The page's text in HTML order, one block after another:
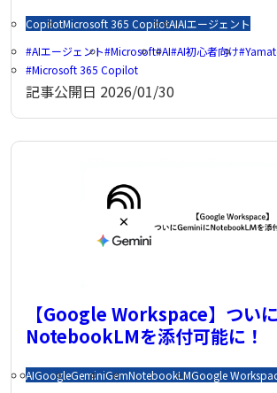
CopilotMicrosoft 365 CopilotAIAIエージェント
AIエージェント Microsoft AI AI初心者向け
Microsoft 365 Copilot
記事公開日 2026/01/30
【Google Workspace】つい
NotebookLMを添付可能に！
AIGoogleGeminiGemNotebookLMGoogle